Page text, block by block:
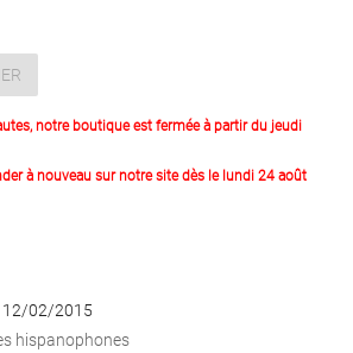
notre boutique est fermée à partir du jeudi
à nouveau sur notre site dès le lundi 24 août
12/02/2015
hispanophones